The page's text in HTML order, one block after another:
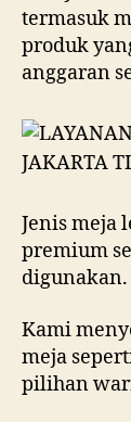
termasuk
produk
anggaran
Jenis meja
premium
digunakan.
Kami
meja
pilihan